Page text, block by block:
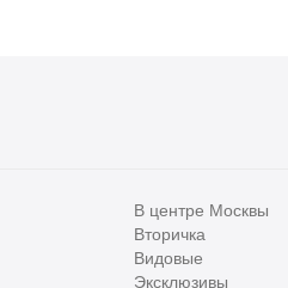
В центре Москвы
Вторичка
Видовые
Эксклюзивы